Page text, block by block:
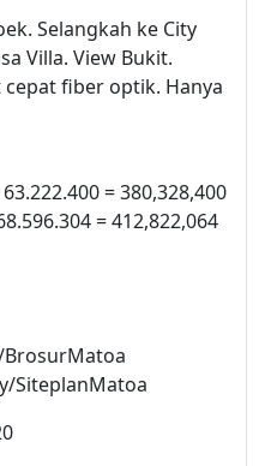
Selangkah ke City
Villa. View Bukit.
fiber optik. Hanya
= 380,328,400
= 412,822,064
SiteplanMatoa